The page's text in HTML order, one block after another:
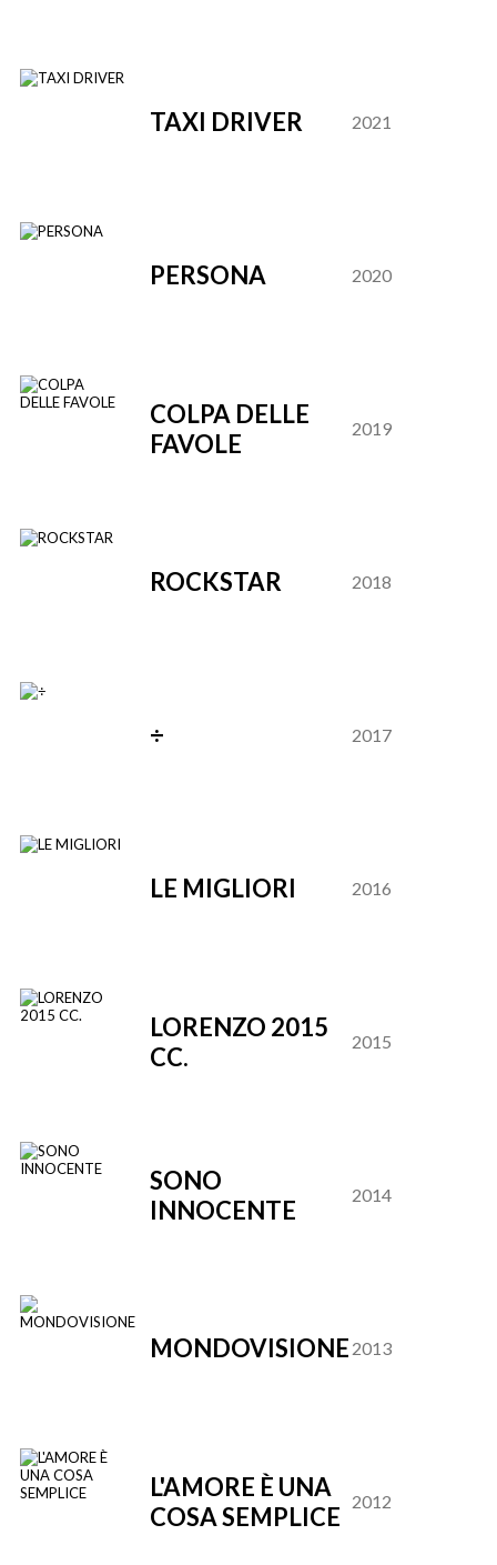
TAXI DRIVER 2021
PERSONA 2020
COLPA DELLE
FAVOLE
2019
ROCKSTAR 2018
÷ 2017
LE MIGLIORI 2016
LORENZO 2015
CC.
2015
SONO
INNOCENTE
2014
MONDOVISIONE 2013
L'AMORE È UNA
COSA SEMPLICE
2012